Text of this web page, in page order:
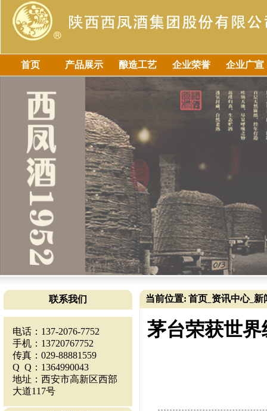
首页 产品展示 酿造工艺 企业荣誉 企业广宣
联系我们
电话：137-2076-7752
手机：13720767752
传真：029-88881559
Q Q：1364990043
地址：西安市高新区西部
大道117号
当前位置: 首页 资讯中心_ 新
茅台荣获世